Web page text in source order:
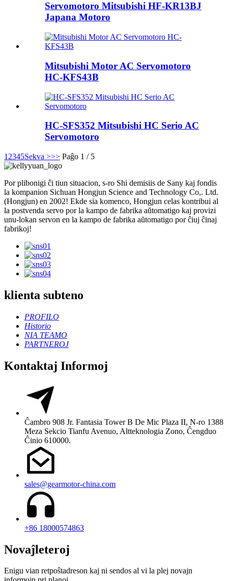
Servomotoro Mitsubishi HF-KR13BJ
Japana Motoro
Mitsubishi Motor AC Servomotoro
HC-KFS43B
HC-SFS352 Mitsubishi HC Serio AC
Servomotoro
1 2345Sekva >>> Paĝo 1 / 5
Por plibonigi ĉi tiun situacion, s-ro Shi demisiis de Sany kaj fondis
la kompanion Sichuan Hongjun Science and Technology Co,. Ltd.
(Hongjun) en 2002! Ekde sia komenco, Hongjun celas kontribui al
la postvenda servo por la kampo de fabrika aŭtomatigo kaj provizi
unu-lokan servon en la kampo de fabrika aŭtomatigo por ĉiuj ĉinaj
fabrikoj!
klienta subteno
PROFILO
Historio
NIA TEAMO
PARTNEROJ
Kontaktaj Informoj
Ĉambro 908 Jr. Fantasia Tower B De Mic Plaza II, N-ro 1388
Meza Sekcio Tianfu Avenuo, Altteknologia Zono, Ĉengduo
Ĉinio 610000.
sales@gearmotor-china.com
+86 18000574863
Novaĵleteroj
Enigu vian retpoŝtadreson kaj ni sendos al vi la plej novajn